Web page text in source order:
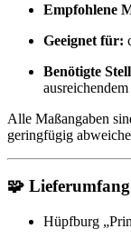
Empfohlene
Geeignet für:
Benötigte
Alle Maßangaben
geringfügig
🧩 Lieferumfang
Hüpfburg